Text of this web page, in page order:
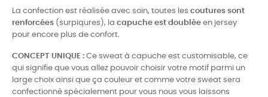
La confection est réalisée avec soin, toutes les coutures sont
renforcées (surpiqures), la capuche est doublée en jersey
pour encore plus de confort.
CONCEPT UNIQUE : Ce sweat à capuche est customisable, ce
qui signifie que vous allez pouvoir choisir votre motif parmi un
large choix ainsi que ça couleur et comme votre sweat sera
confectionné spécialement pour vous nous vous laissons